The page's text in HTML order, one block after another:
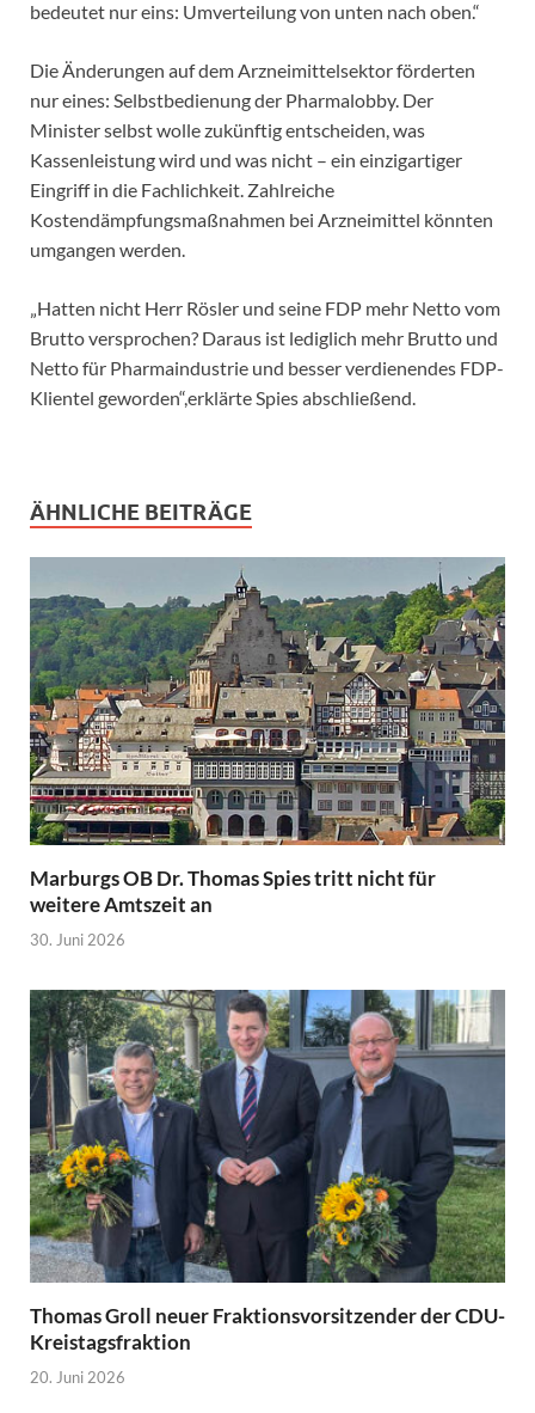
bedeutet nur eins: Umverteilung von unten nach oben.“
Die Änderungen auf dem Arzneimittelsektor förderten
nur eines: Selbstbedienung der Pharmalobby. Der
Minister selbst wolle zukünftig entscheiden, was
Kassenleistung wird und was nicht – ein einzigartiger
Eingriff in die Fachlichkeit. Zahlreiche
Kostendämpfungsmaßnahmen bei Arzneimittel könnten
umgangen werden.
„Hatten nicht Herr Rösler und seine FDP mehr Netto vom
Brutto versprochen? Daraus ist lediglich mehr Brutto und
Netto für Pharmaindustrie und besser verdienendes FDP-
Klientel geworden“,erklärte Spies abschließend.
ÄHNLICHE BEITRÄGE
Marburgs OB Dr. Thomas Spies tritt nicht für
weitere Amtszeit an
30. Juni 2026
Thomas Groll neuer Fraktionsvorsitzender der CDU-
Kreistagsfraktion
20. Juni 2026